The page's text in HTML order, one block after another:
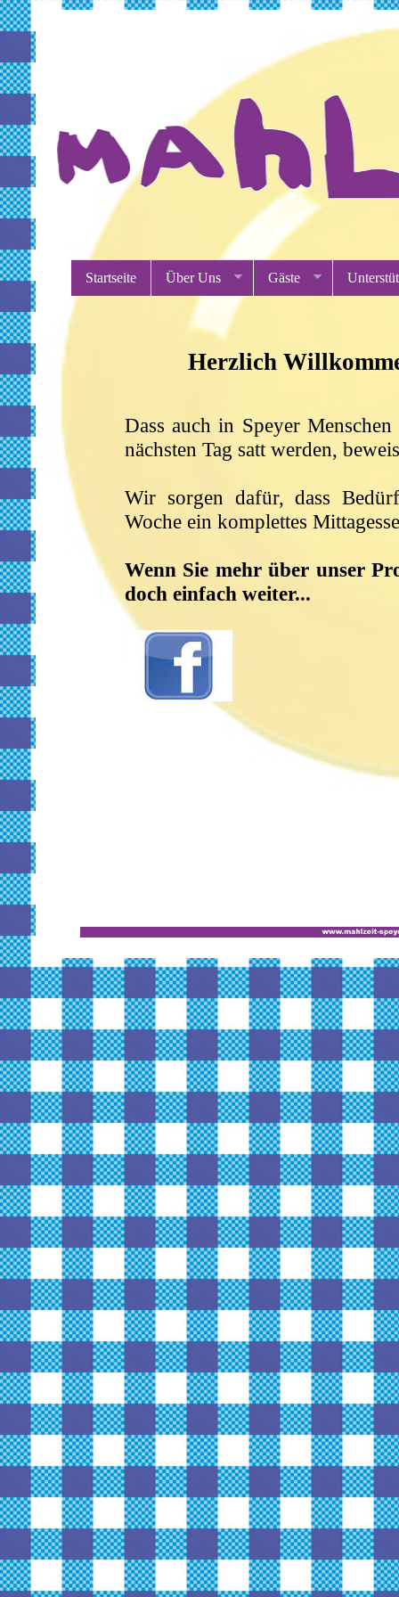
Startseite Über Uns Gäste
Herzlich
Dass auch in Speyer
nächsten Tag satt werden,
Wir sorgen dafür, dass
Woche ein komplettes
Wenn Sie mehr über unser
doch einfach weiter...